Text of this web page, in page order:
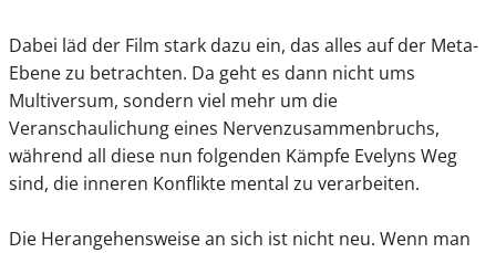
Dabei läd der Film stark dazu ein, das alles auf der Meta-
Ebene zu betrachten. Da geht es dann nicht ums
Multiversum, sondern viel mehr um die
Veranschaulichung eines Nervenzusammenbruchs,
während all diese nun folgenden Kämpfe Evelyns Weg
sind, die inneren Konflikte mental zu verarbeiten.
Die Herangehensweise an sich ist nicht neu. Wenn man